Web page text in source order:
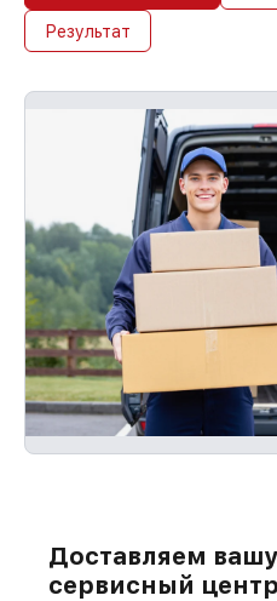
Результат
Доставляем
сервисный центр